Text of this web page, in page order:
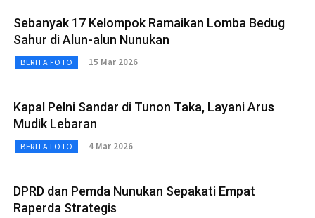
Sebanyak 17 Kelompok Ramaikan Lomba Bedug
Sahur di Alun-alun Nunukan
BERITA FOTO 15 Mar 2026
Kapal Pelni Sandar di Tunon Taka, Layani Arus
Mudik Lebaran
BERITA FOTO 4 Mar 2026
DPRD dan Pemda Nunukan Sepakati Empat
Raperda Strategis